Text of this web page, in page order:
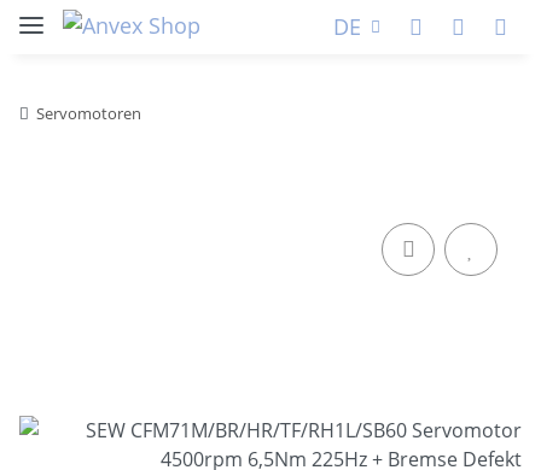
DE
Servomotoren